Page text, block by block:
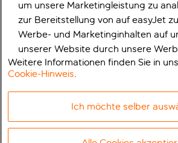
um unsere Marketingleistung zu
zur Bereitstellung von auf easyJet
Werbe- und Marketinginhalten auf
unserer Website durch unsere
Weitere Informationen finden Sie in
Cookie-Hinweis.
Ich möchte selber